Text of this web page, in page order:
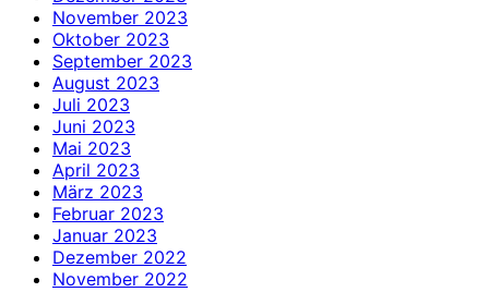
November 2023
Oktober 2023
September 2023
August 2023
Juli 2023
Juni 2023
Mai 2023
April 2023
März 2023
Februar 2023
Januar 2023
Dezember 2022
November 2022